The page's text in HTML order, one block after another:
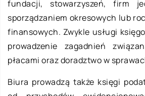
fundacji, stowarzyszeń, firm
sporządzaniem okresowych lub
finansowych. Zwykle usługi
prowadzenie zagadnień
płacami oraz doradztwo w
Biura prowadzą także księgi